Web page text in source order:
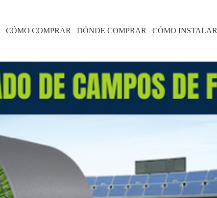
CÓMO COMPRAR DÓNDE COMPRAR CÓMO INSTALAR